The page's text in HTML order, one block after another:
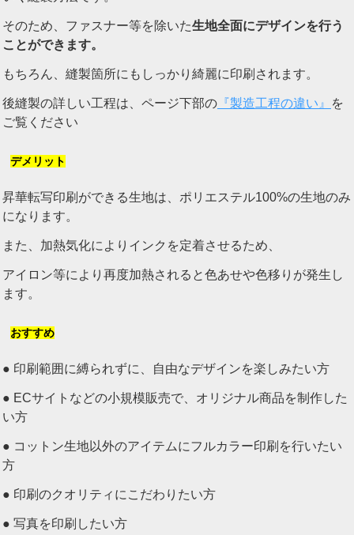
そのため、ファスナー等を除いた生地全面にデザインを行う
ことができます。
もちろん、縫製箇所にもしっかり綺麗に印刷されます。
後縫製の詳しい工程は、ページ下部の 『製造工程の違い』
を
ご覧ください
デメリット
昇華転写印刷ができる生地は、ポリエステル100%の生地のみ
になります。
また、加熱気化によりインクを定着させるため、
アイロン等により再度加熱されると色あせや色移りが発生し
ます。
おすすめ
● 印刷範囲に縛られずに、自由なデザインを楽しみたい方
● ECサイトなどの小規模販売で、オリジナル商品を制作した
い方
● コットン生地以外のアイテムにフルカラー印刷を行いたい
方
● 印刷のクオリティにこだわりたい方
● 写真を印刷したい方